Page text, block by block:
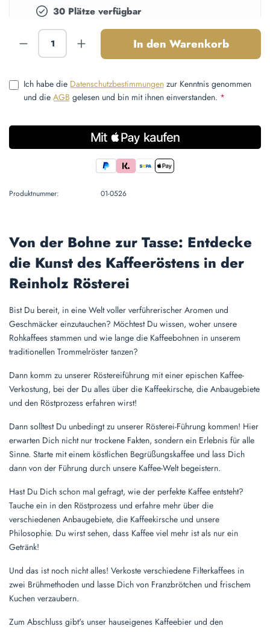
30 Plätze verfügbar
Sa., 28.11.26, 10:00 - 12:00
Reinholz Kaffeerösterei| Am Rhönbad 5,
30 Plätze verfügbar
Produkt Anzahl: Gib den gewünschten Wert
In den Warenkorb
Ich habe die Datenschutzbestimmungen zur Kenntnis genommen
und die AGB gelesen und bin mit ihnen einverstanden. *
Produktnummer: 01-0526
Von der Bohne zur Tasse: Entdecke
die Kunst des Kaffeeröstens in der
Reinholz Rösterei
Bist Du bereit, in eine Welt voller verführerischer Aromen und
Geschmäcker einzutauchen? Möchtest Du wissen, woher unsere
Rohkaffees stammen und wie lange die Kaffeebohnen in unserem
traditionellen Trommelröster tanzen?
Dann komm zu unserer Röstereiführung mit einer epischen Kaffee-
Verkostung, bei der Du alles über die Kaffeekirsche, die Anbaugebiete
und den Röstprozess erfahren wirst!
Dann solltest Du unbedingt zu unserer Rösterei-Führung kommen! Hier
erwarten Dich nicht nur trockene Fakten, sondern ein Erlebnis für alle
Sinne. Starte mit einem köstlichen Begrüßungskaffee und lass Dich
dann von der Führung durch unsere Kaffee-Welt begeistern.
Hast Du Dich schon mal gefragt, wie der perfekte Kaffee entsteht?
Tauche ein in den Röstprozess und erfahre mehr über die
verschiedenen Anbaugebiete, die Kaffeekirsche und unsere
Philosophie. Du wirst sehen, dass Kaffee viel mehr ist als nur ein
Getränk!
Und das ist noch nicht alles! Verkoste verschiedene Filterkaffees in
zwei Brühmethoden und lasse Dich von Franzbrötchen und frischem
Kuchen verzaubern.
Zum Abschluss gibt's unser hauseigenes Kaffeebier und den